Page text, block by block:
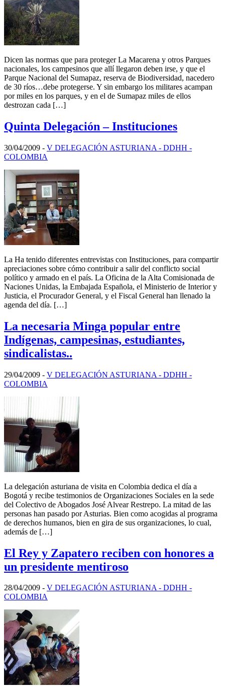
Dicen las normas que para proteger La Macarena y otros Parques
nacionales, los campesinos que allí llegaron deben irse, y que el
Parque Nacional del Sumapaz, reserva de Biodiversidad, nacedero
de 30 ríos…debe protegerse. Y sin embargo los militares acampan
por miles en los parques, y en el de Sumapaz miles de ellos
destrozan cada […]
Quinta Delegación – Instituciones
30/04/2009 - V DELEGACIÓN ASTURIANA - DDHH -
COLOMBIA
La Ha tenido diferentes entrevistas con Instituciones, para compartir
apreciaciones sobre cómo contribuir a salir del conflicto social
político y armado en el país. La Oficina de la Alta Comisionada de
Naciones Unidas, la Embajada Española, el Ministerio de Interior y
Justicia, el Procurador General, y el Fiscal General han llenado la
agenda del día. […]
La necesaria Minga popular entre
Indígenas, campesinas, estudiantes,
sindicalistas..
29/04/2009 - V DELEGACIÓN ASTURIANA - DDHH -
COLOMBIA
La delegación asturiana de visita en Colombia dedica el día a
Bogotá y recibe testimonios de Organizaciones Sociales en la sede
del Colectivo de Abogados José Alvear Restrepo. La mitad de las
personas han pasado por Asturias. Bien como acogidas al programa
de derechos humanos, bien en gira de sus organizaciones, lo cual,
además de […]
El Rey y Zapatero reciben con honores a
un presidente mentiroso
28/04/2009 - V DELEGACIÓN ASTURIANA - DDHH -
COLOMBIA